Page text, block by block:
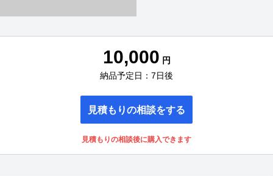
10,000 円
納品予定日：7日後
見積もりの相談をする
見積もりの相談後に購入できます